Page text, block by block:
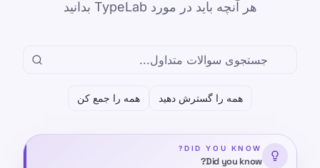
هر آنچه باید در مورد TypeLab بدانید
همه را گسترش دهید همه را جمع کن
DID YOU KNOW?
Did you know?